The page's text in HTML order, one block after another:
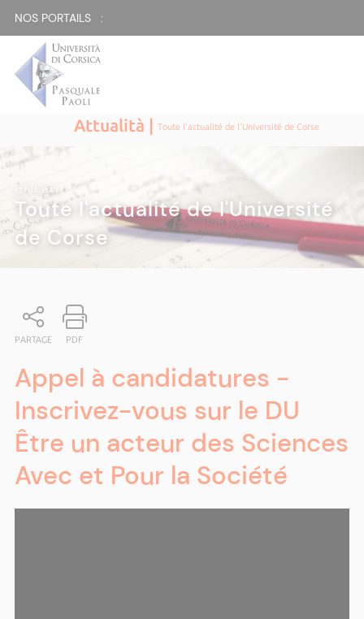
NOS PORTAILS :
Attualità |Toute l'actualité de l'Université de Corse
ATTUALITÀ|
Toute l'actualité de l'Université
de Corse
PARTAGE PDF
Appel à candidatures -
Inscrivez-vous sur le DU
Être un acteur des Sciences
Avec et Pour la Société